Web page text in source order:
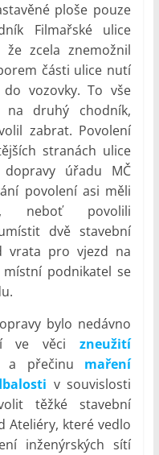
ploše pouze
Filmařské ulice
že zcela znemožnil
části ulice nutí
vozovky. To vše
druhý chodník,
zabrat. Povolení
stranách ulice
úřadu MČ
povolení asi měli
neboť povolili
dvě stavební
vrata pro vjezd na
místní podnikatel se
bylo nedávno
ve věcizneužití
a přečinu maření
v souvislosti
těžké stavební
Ateliéry, které vedlo
inženýrských sítí